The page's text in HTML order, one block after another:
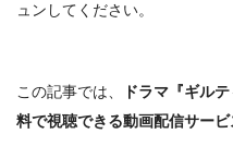
ュンしてください。
この記事では、
ドラマ『ギル
料で視聴できる動画配信サービ